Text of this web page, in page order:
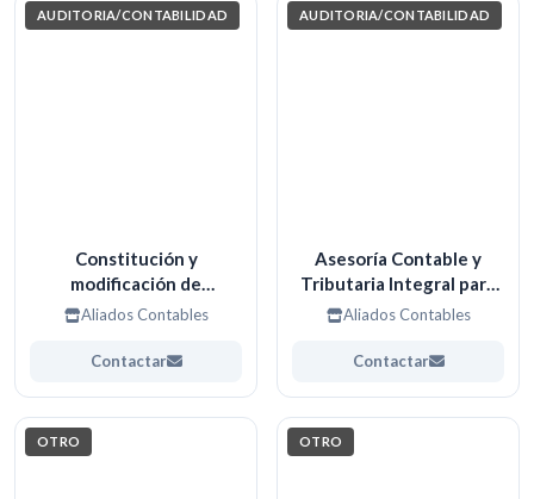
AUDITORIA/CONTABILIDAD
Constitución y
modificación de
Empresas
Aliados Contables
Contactar
AUDITORIA/CONTABILIDAD
Asesoría Contable y
Tributaria Integral para
Organizaciones y
Aliados Contables
Contactar
OTRO OTRO